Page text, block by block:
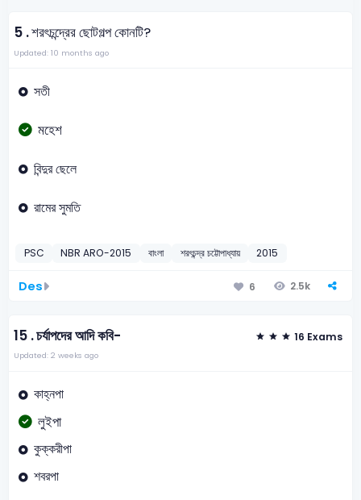
5 .শরৎচন্দ্রের ছোটগল্প কোনটি?
Updated: 10 months ago
সতী
মহেশ
বিন্দুর ছেলে
রামের সুমতি
PSC NBR ARO-2015 বাংলা শরৎচন্দ্র চট্টোপাধ্যায় 2015
Des 6 2.5k
15 .চর্যাপদের আদি কবি- 16 Exams
Updated: 2 weeks ago
কাহ্নপা
লুইপা
কুক্করীপা
শবরপা